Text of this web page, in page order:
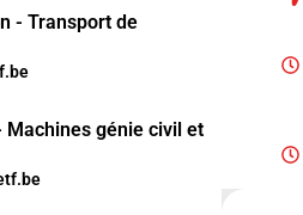
- Transport de
Machines génie civil et